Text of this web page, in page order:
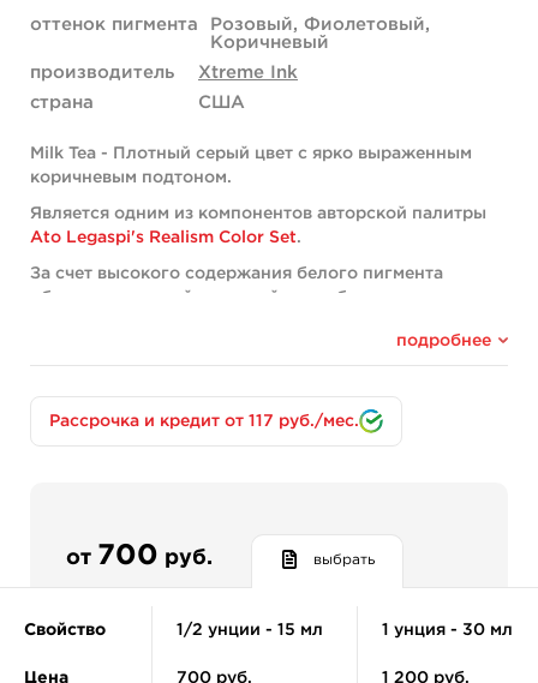
оттенок пигмента
Розовый, Фиолетовый,
Коричневый
производитель
Xtreme Ink
страна
США
Milk Tea - Плотный серый цвет с ярко выраженным
коричневым подтоном.
Является одним из компонентов авторской палитры
Ato Legaspi's Realism Color Set.
За счет высокого содержания белого пигмента
обладает хорошей кроющей способностью, но не
природного камня, костей и оттенков кожи в
портретах. Прекрасно зарекомендовал себя при
В сочетании с оттенком Neutral Purple реализует
мягкую и плавную градацию.
Средний по консистенции и быстрый в нанесении. В
чистом виде заживает на полтона темнее.
Состав:
CI#77891, CI#21290, CI#12474, CI#77266,
подробнее
Рассрочка и кредит от 117 руб./мес.
от 700 руб. выбрать
Свойство
Цена
1/2 унции - 15 мл
700 руб.
1 унция - 30 мл
1 200 руб.